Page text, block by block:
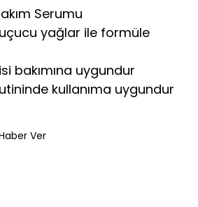
Serumu
yağlar ile formüle
bakımına uygundur
kullanıma uygundur
Ver